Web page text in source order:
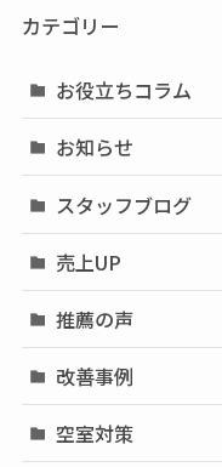
カテゴリー
お役立ちコラム
お知らせ
スタッフブログ
売上UP
推薦の声
改善事例
空室対策